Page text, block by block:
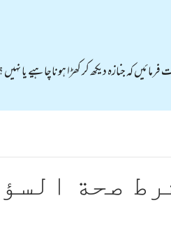
کہ جنازہ دیکھ کر کھڑا ہوناچاہیے یا نہیں
صحة